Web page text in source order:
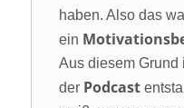
haben. Also das
ein
Aus diesem Grund
der Podcast